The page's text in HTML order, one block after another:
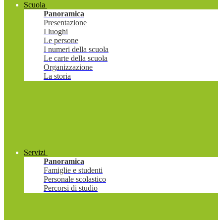
Scuola
Panoramica
Presentazione
I luoghi
Le persone
I numeri della scuola
Le carte della scuola
Organizzazione
La storia
Servizi
Panoramica
Famiglie e studenti
Personale scolastico
Percorsi di studio